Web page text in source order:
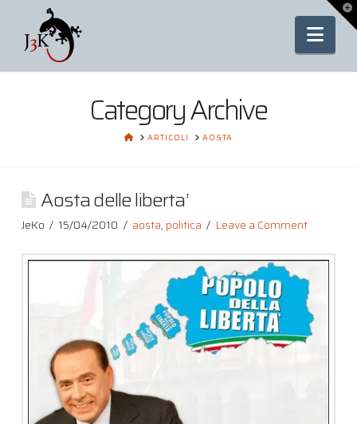
Category Archive
HOMEARTICOLI AOSTA
Aosta delle liberta’
JeKo 15/04/2010 aosta, politica Leave a Comment